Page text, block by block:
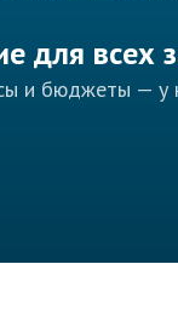
для всех
и бюджеты — у